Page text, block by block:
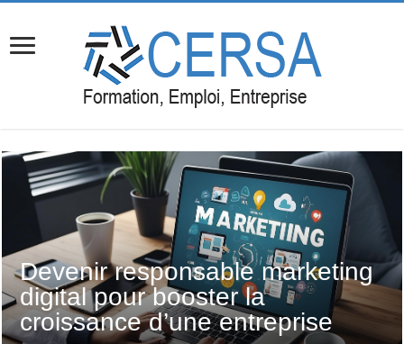
Devenir responsable marketing
digital pour booster la
croissance d’une entreprise